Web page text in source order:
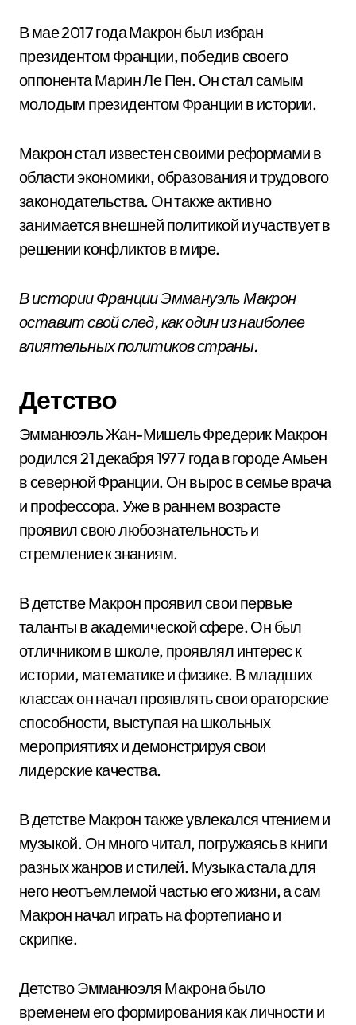
В мае 2017 года Макрон был избран
президентом Франции, победив своего
оппонента Марин Ле Пен. Он стал самым
молодым президентом Франции в истории.
Макрон стал известен своими реформами в
области экономики, образования и трудового
законодательства. Он также активно
занимается внешней политикой и участвует в
решении конфликтов в мире.
В истории Франции Эммануэль Макрон
оставит свой след, как один из наиболее
влиятельных политиков страны.
Детство
Эмманюэль Жан-Мишель Фредерик Макрон
родился 21 декабря 1977 года в городе Амьен
в северной Франции. Он вырос в семье врача
и профессора. Уже в раннем возрасте
проявил свою любознательность и
стремление к знаниям.
В детстве Макрон проявил свои первые
таланты в академической сфере. Он был
отличником в школе, проявлял интерес к
истории, математике и физике. В младших
классах он начал проявлять свои ораторские
способности, выступая на школьных
мероприятиях и демонстрируя свои
лидерские качества.
В детстве Макрон также увлекался чтением и
музыкой. Он много читал, погружаясь в книги
разных жанров и стилей. Музыка стала для
него неотъемлемой частью его жизни, а сам
Макрон начал играть на фортепиано и
скрипке.
Детство Эмманюэля Макрона было
временем его формирования как личности и